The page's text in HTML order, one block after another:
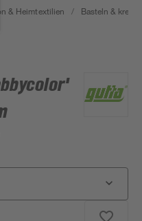
& Heimtextilien / Basteln &